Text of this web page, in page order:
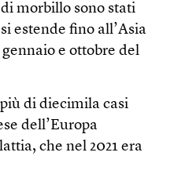
morbillo sono stati
estende fino all’Asia
e ottobre del
di diecimila casi
dell’Europa
che nel 2021 era